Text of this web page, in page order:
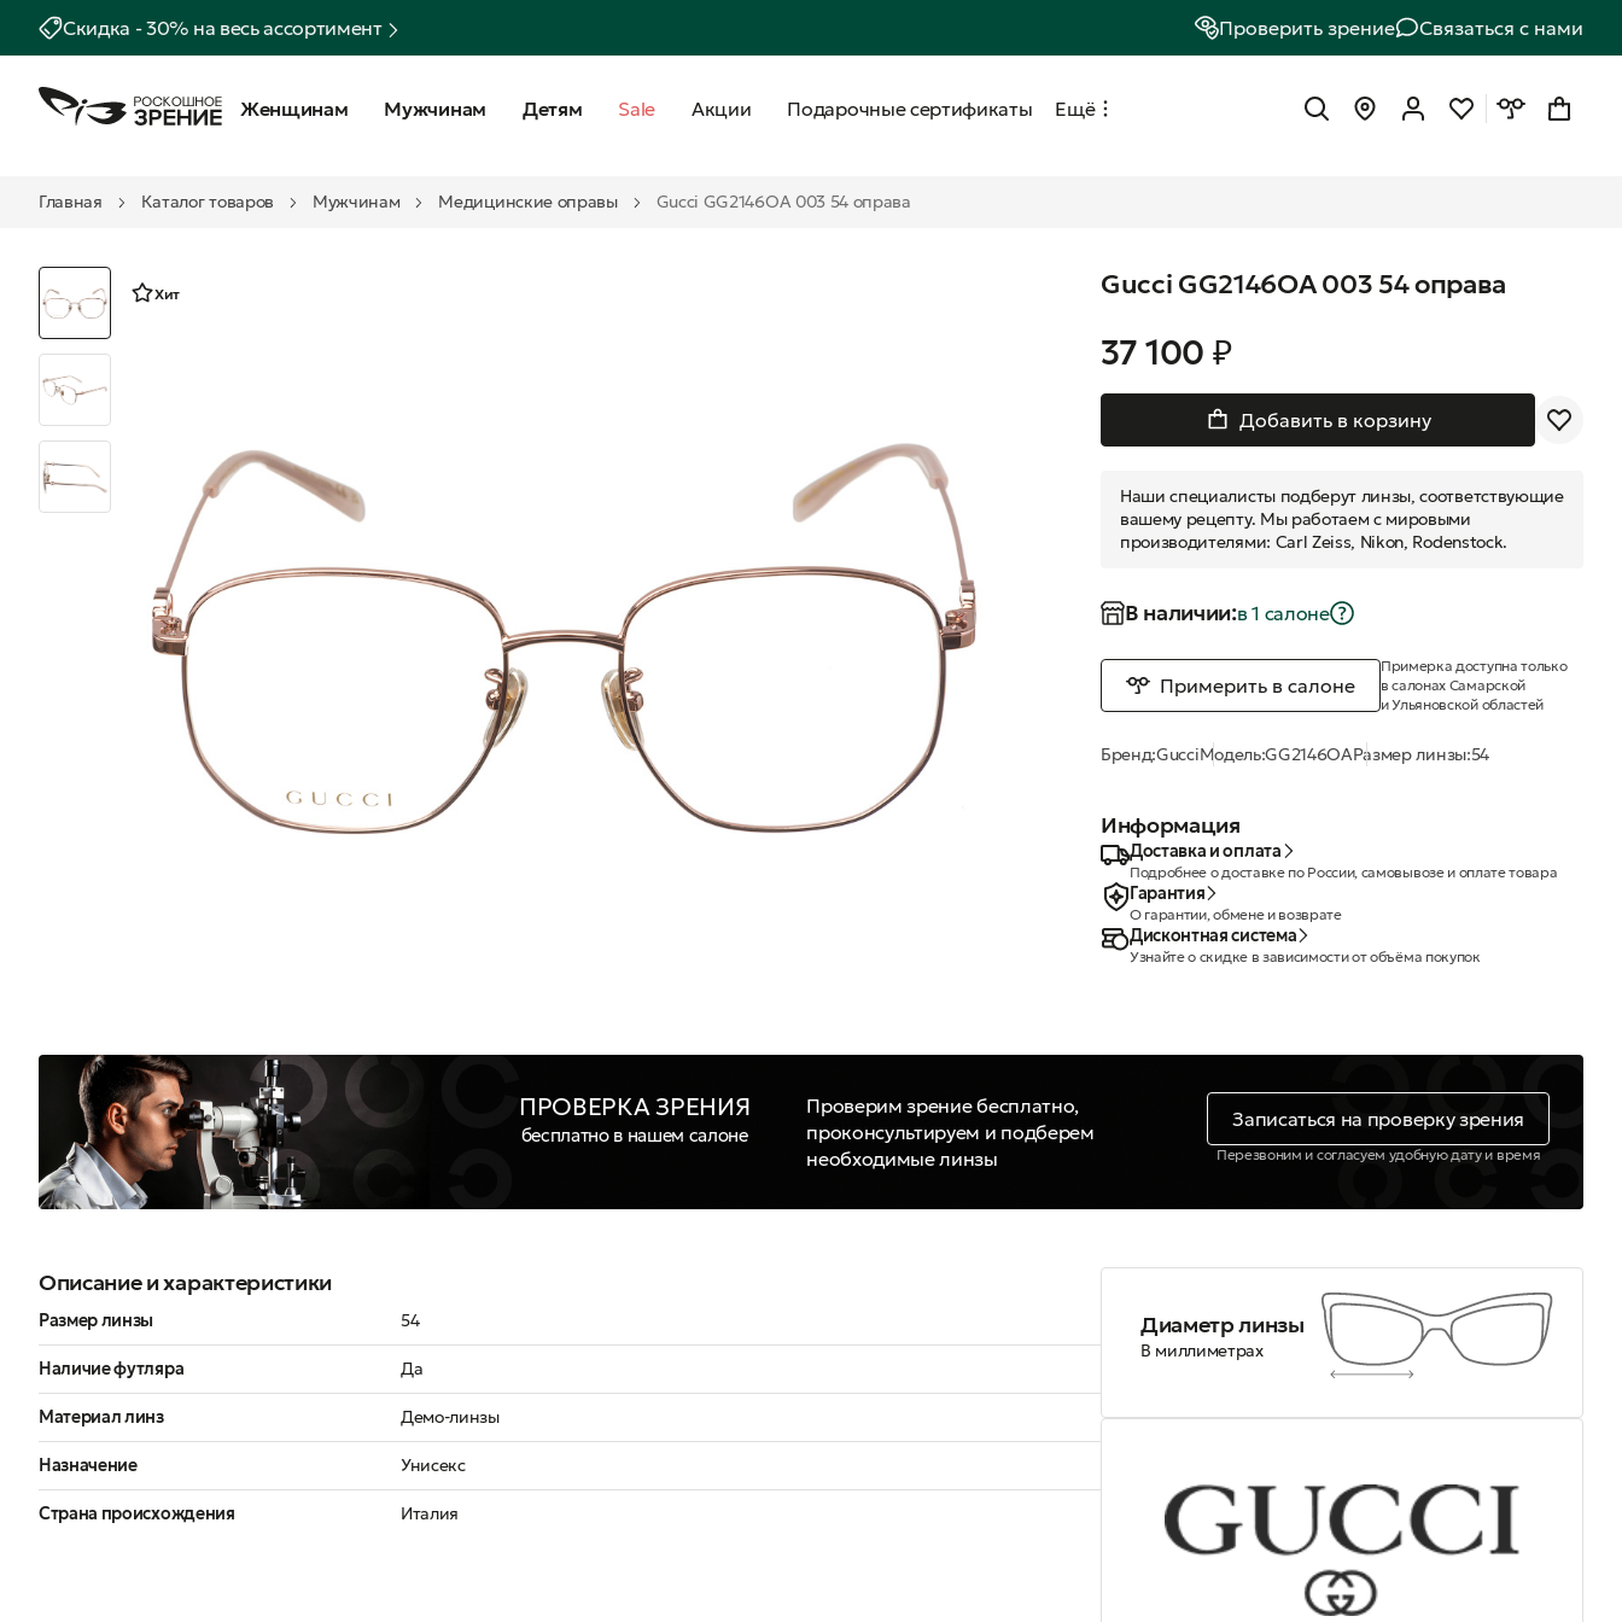
Скидка - 30% на весь ассортимент Проверить зрение Связаться с нами
Женщинам Мужчинам Детям Sale Акции Подарочные сертификаты Ещё
Главная Каталог товаров Мужчинам Медицинские оправы Gucci GG2146OA 003 54 оправа
Хит Gucci GG2146OA 003 54 оправа
37 100 ₽
Добавить в корзину
Наши специалисты подберут линзы, соответствующие
вашему рецепту. Мы работаем с мировыми
производителями: Carl Zeiss, Nikon, Rodenstock.
В наличии:в 1 салонe
Примерить в салоне
Примерка доступна только
в салонах Самарской
и Ульяновской областей
Бренд:GucciМодель:GG2146OAРазмер линзы:54
Информация
Доставка и оплата
Подробнее о доставке по России, самовывозе и оплате товара
Гарантия
О гарантии, обмене и возврате
Дисконтная система
Узнайте о скидке в зависимости от объёма покупок
ПРОВЕРКА ЗРЕНИЯ
бесплатно в нашем салоне
Проверим зрение бесплатно,
проконсультируем и подберем
необходимые линзы
Записаться на проверку зрения
Перезвоним и согласуем удобную дату и время
Описание и характеристики
Размер линзы 54
Наличие футляра Да
Материал линз Демо-линзы
Назначение Унисекс
Страна происхождения Италия
Диаметр линзы
В миллиметрах